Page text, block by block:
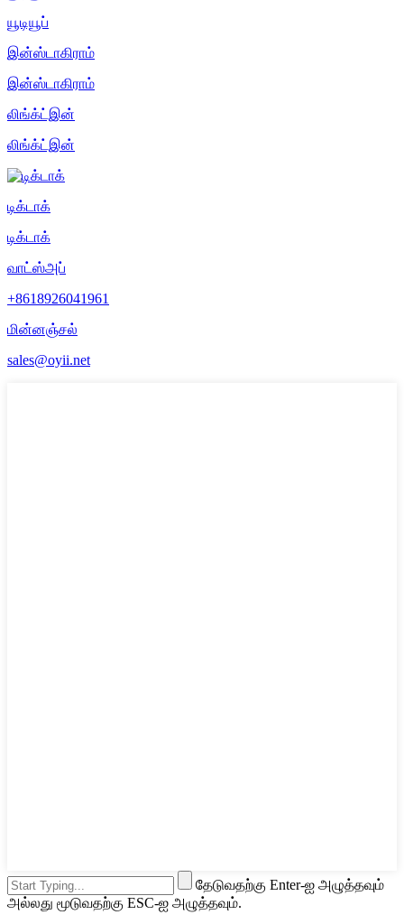
யூடியூப்
இன்ஸ்டாகிராம்
இன்ஸ்டாகிராம்
லிங்க்ட்இன்
லிங்க்ட்இன்
டிக்டாக்
டிக்டாக்
வாட்ஸ்அப்
+8618926041961
மின்னஞ்சல்
sales@oyii.net
தேடுவதற்கு Enter-ஐ அழுத்தவும்
அல்லது மூடுவதற்கு ESC-ஐ அழுத்தவும்.